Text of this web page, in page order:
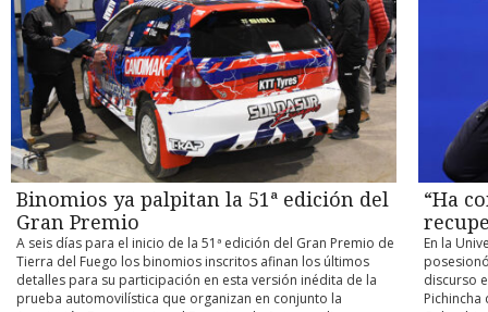
atribuido a Irán. Con información de Infobae
accidente y determinar eventuales responsabilidades. Su
control de detención quedó fijado para este domingo.
el
acceder
cerrado
y
Binomios ya palpitan la 51ª edición del
Gran Premio
A seis días para el inicio de la 51ª edición del Gran Premio de
Tierra del Fuego los binomios inscritos afinan los últimos
detalles para su participación en esta versión inédita de la
prueba automovilística que organizan en conjunto la
“Ha
En la
discurso
Pichincha